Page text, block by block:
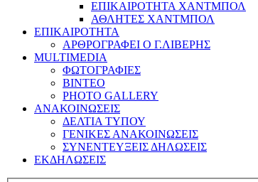
ΕΠΙΚΑΙΡΟΤΗΤΑ ΧΑΝΤΜΠΟΛ
ΑΘΛΗΤΕΣ ΧΑΝΤΜΠΟΛ
ΕΠΙΚΑΙΡΟΤΗΤΑ
ΑΡΘΡΟΓΡΑΦΕΙ Ο Γ.ΛΙΒΕΡΗΣ
MULTIMEDIA
ΦΩΤΟΓΡΑΦΙΕΣ
ΒΙΝΤΕΟ
PHOTO GALLERY
ΑΝΑΚΟΙΝΩΣΕΙΣ
ΔΕΛΤΙΑ ΤΥΠΟΥ
ΓΕΝΙΚΕΣ ΑΝΑΚΟΙΝΩΣΕΙΣ
ΣΥΝΕΝΤΕΥΞΕΙΣ ΔΗΛΩΣΕΙΣ
ΕΚΔΗΛΩΣΕΙΣ